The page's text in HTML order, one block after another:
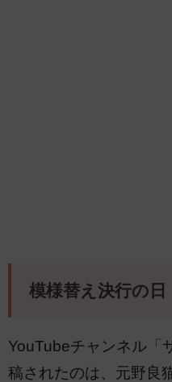
模様替え決行の日
YouTubeチャンネル「
稿されたのは、元野良